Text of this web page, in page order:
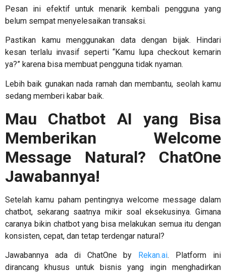
Pesan ini efektif untuk menarik kembali pengguna yang
belum sempat menyelesaikan transaksi.
Pastikan kamu menggunakan data dengan bijak. Hindari
kesan terlalu invasif seperti “Kamu lupa checkout kemarin
ya?” karena bisa membuat pengguna tidak nyaman.
Lebih baik gunakan nada ramah dan membantu, seolah kamu
sedang memberi kabar baik.
Mau Chatbot AI yang Bisa
Memberikan Welcome
Message Natural? ChatOne
Jawabannya!
Setelah kamu paham pentingnya welcome message dalam
chatbot, sekarang saatnya mikir soal eksekusinya. Gimana
caranya bikin chatbot yang bisa melakukan semua itu dengan
konsisten, cepat, dan tetap terdengar natural?
Jawabannya ada di ChatOne by Rekan.ai. Platform ini
dirancang khusus untuk bisnis yang ingin menghadirkan